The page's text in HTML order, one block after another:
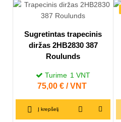
Sugretintas trapecinis
diržas 2HB2830 387
Roulunds
Turime 1 VNT
Kaina
75,00 € / VNT
Į krepšelį